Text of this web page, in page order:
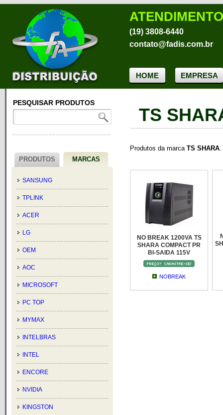
ATENDIMENTO
(19) 3808-6440
contato@fadis.com.br
HOME EMPRESA
PESQUISAR PRODUTOS
PRODUTOS MARCAS
SANSUNG
TPLINK
ACER
LG
OEM
AOC
MICROSOFT
PC TOP
MYMAX
INTELBRAS
INTEL
ENCORE
NVIDIA
KINGSTON
TS
Produtos da marca TS SHARA.
NO BREAK 1200VA TS
SHARA COMPACT PR
BI-SAIDA 115V
NOBREAK